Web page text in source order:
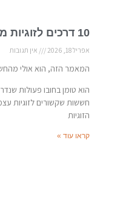
10 דרכים לזוגיות מצוינת בקורונה (חלק ב')
אפריל 18, 2026 אין תגובות
המאמר הזה, הוא אולי
הוא טומן בחובו פעולות
חששות שקשורים לזוגיות
הזוגיות
קראו עוד »